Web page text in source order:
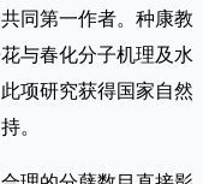
同第一作者。种康教
与春化分子机理及水
项研究获得国家自然
。